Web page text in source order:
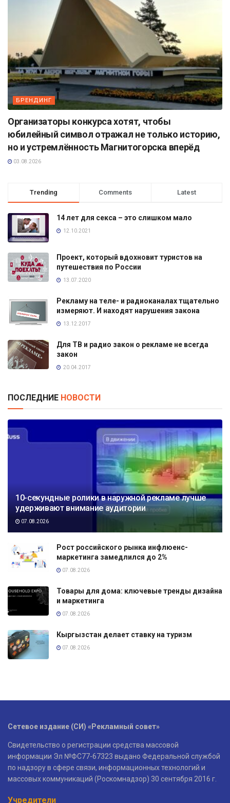
БРЕНДИНГ
Организаторы конкурса хотят, чтобы
юбилейный символ отражал не только историю,
но и устремлённость Магнитогорска вперёд
03.08.2026
Trending Comments Latest
14 лет для секса – это слишком мало
12.10.2021
Проект, который вдохновит туристов на
путешествия по России
13.07.2020
Рекламу на теле- и радиоканалах тщательно
измеряют. И находят нарушения закона
13.12.2017
Для ТВ и радио закон о рекламе не всегда
закон
20.04.2017
ПОСЛЕДНИЕ НОВОСТИ
10-секундные ролики в наружной рекламе лучше
удерживают внимание аудитории
07.08.2026
Рост российского рынка инфлюенс-
маркетинга замедлился до 2%
07.08.2026
Товары для дома: ключевые тренды дизайна
и маркетинга
07.08.2026
Кыргызстан делает ставку на туризм
07.08.2026
Сетевое издание (СИ) «Рекламный совет»
Свидетельство о регистрации средства массовой
информации Эл №ФС77-67323 выдано Федеральной службой
по надзору в сфере связи, информационных технологий и
массовых коммуникаций (Роскомнадзор) 30 сентября 2016 г.
Учредители